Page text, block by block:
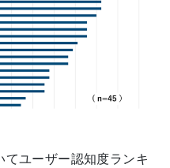
ユーザー認知度ランキ